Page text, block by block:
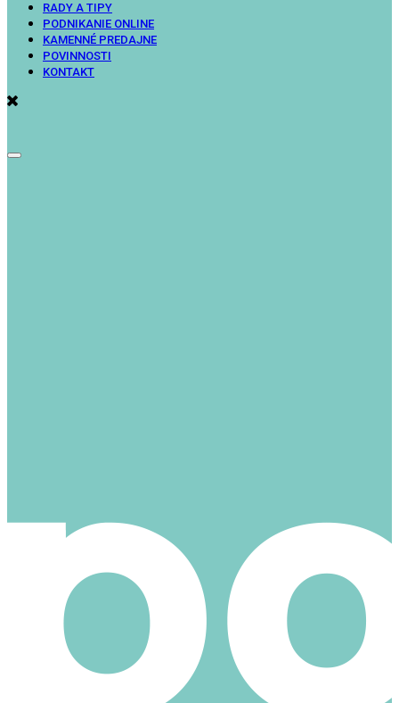
RADY A TIPY
PODNIKANIE ONLINE
KAMENNÉ PREDAJNE
POVINNOSTI
KONTAKT
Toggle